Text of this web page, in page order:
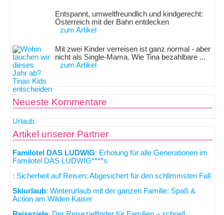
Entspannt, umweltfreundlich und kindgerecht:
Österreich mit der Bahn entdecken
zum Artikel
Mit zwei Kinder verreisen ist ganz normal - aber
nicht als Single-Mama. Wie Tina bezahlbare ...
zum Artikel
Neueste Kommentare
Artikel unserer Partner
Familotel DAS LUDWIG: Erholung für alle Generationen im
Familotel DAS LUDWIG****s
: Sicherheit auf Reisen: Abgesichert für den schlimmsten Fall
Skiurlaub: Winterurlaub mit der ganzen Familie: Spaß &
Action am Wilden Kaiser